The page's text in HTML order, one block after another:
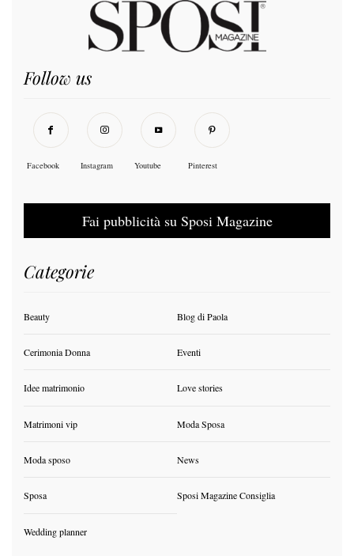
Follow us
Facebook Instagram Youtube Pinterest
Fai pubblicità su Sposi Magazine
Categorie
Beauty Blog di Paola
Cerimonia Donna Eventi
Idee matrimonio Love stories
Matrimoni vip Moda Sposa
Moda sposo News
Sposa Sposi Magazine Consiglia
Wedding planner